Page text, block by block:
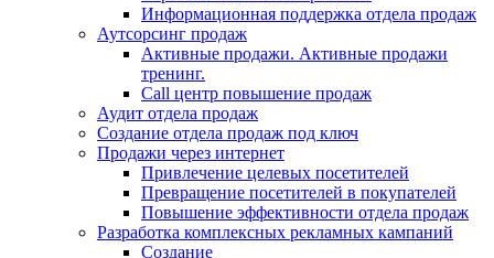
Информационная поддержка отдела продаж
Аутсорсинг продаж
Активные продажи. Активные продажи
тренинг.
Call центр повышение продаж
Аудит отдела продаж
Создание отдела продаж под ключ
Продажи через интернет
Привлечение целевых посетителей
Превращение посетителей в покупателей
Повышение эффективности отдела продаж
Разработка комплексных рекламных кампаний
Создание